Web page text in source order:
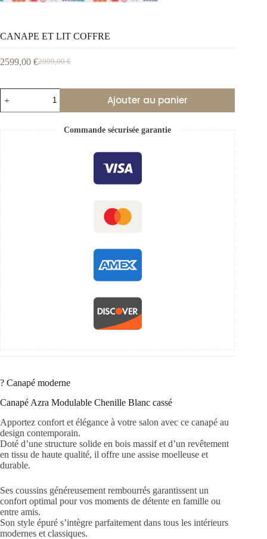
CANAPE ET LIT COFFRE
2999,00€
2599,00 €
Ajouter au panier
Commande sécurisée garantie
?️ Canapé moderne
Canapé Azra Modulable Chenille Blanc cassé
Apportez confort et élégance à votre salon avec ce canapé au
design contemporain.
Doté d’une structure solide en bois massif et d’un revêtement
en tissu de haute qualité, il offre une assise moelleuse et
durable.
Ses coussins généreusement rembourrés garantissent un
confort optimal pour vos moments de détente en famille ou
entre amis.
Son style épuré s’intègre parfaitement dans tous les intérieurs
modernes et classiques.